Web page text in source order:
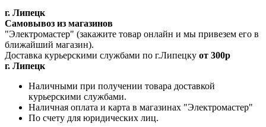
г. Липецк
Самовывоз из магазинов
"Электромастер" (закажите товар онлайн и мы привезем его в
ближайший магазин).
Доставка курьерскими службами по г.Липецку от 300р
г. Липецк
Наличными при получении товара доставкой
курьерскими службами.
Наличная оплата и карта в магазинах "Электромастер"
По счету для юридических лиц.